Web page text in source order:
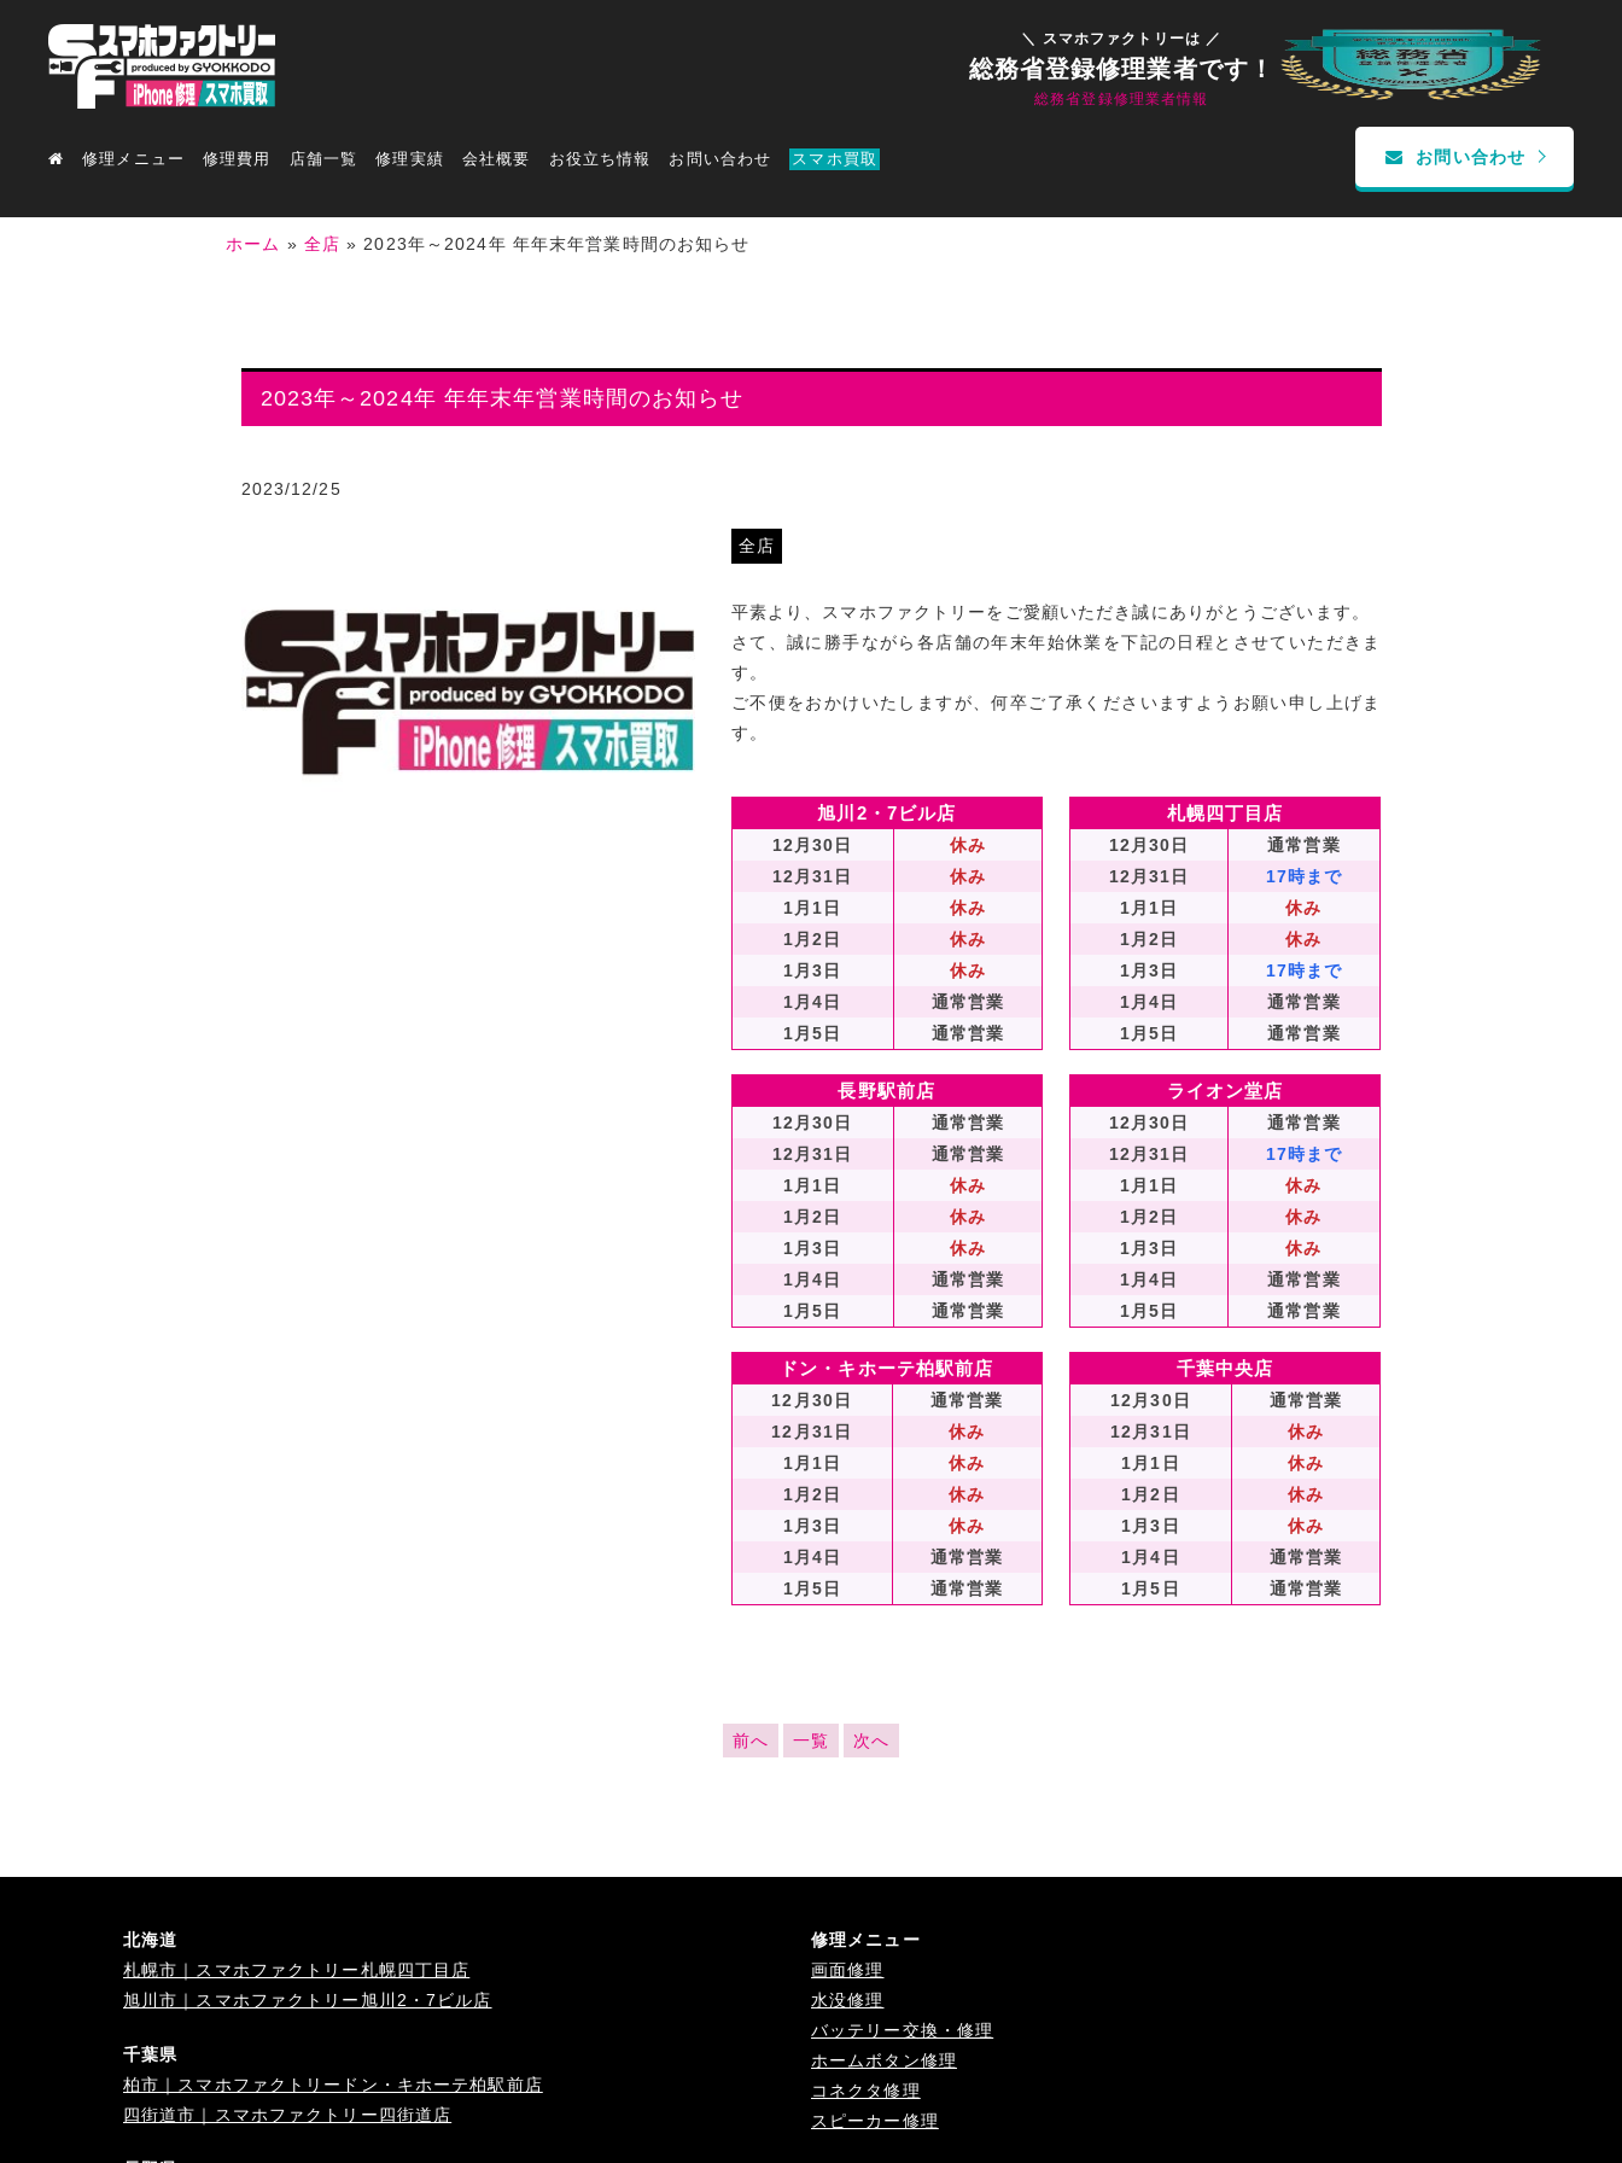
＼ スマホファクトリーは ／
総務省登録修理業者です！
総務省登録修理業者情報
修理メニュー 修理費用 店舗一覧 修理実績 会社概要 お役立ち情報 お問い合わせ スマホ買取 お問い合わせ
ホーム » 全店 » 2023年～2024年 年年末年営業時間のお知らせ
2023年～2024年 年年末年営業時間のお知らせ
2023/12/25
全店
平素より、スマホファクトリーをご愛顧いただき誠にありがとうございます。
さて、誠に勝手ながら各店舗の年末年始休業を下記の日程とさせていただきま
す。
ご不便をおかけいたしますが、何卒ご了承くださいますようお願い申し上げま
す。
旭川2・7ビル店
12月30日
休み
12月31日
休み
1月1日
休み
1月2日
休み
1月3日
休み
1月4日
通常営業
1月5日
通常営業
札幌四丁目店
12月30日
通常営業
12月31日
17時まで
1月1日
休み
1月2日
休み
1月3日
17時まで
1月4日
通常営業
1月5日
通常営業
長野駅前店
12月30日
通常営業
12月31日
通常営業
1月1日
休み
1月2日
休み
1月3日
休み
1月4日
通常営業
1月5日
通常営業
ライオン堂店
12月30日
通常営業
12月31日
17時まで
1月1日
休み
1月2日
休み
1月3日
休み
1月4日
通常営業
1月5日
通常営業
ドン・キホーテ柏駅前店
12月30日
通常営業
12月31日
休み
1月1日
休み
1月2日
休み
1月3日
休み
1月4日
通常営業
1月5日
通常営業
千葉中央店
12月30日
通常営業
12月31日
休み
1月1日
休み
1月2日
休み
1月3日
休み
1月4日
通常営業
1月5日
通常営業
前へ 一覧 次へ
北海道
札幌市｜スマホファクトリー札幌四丁目店
旭川市｜スマホファクトリー旭川2・7ビル店
千葉県
柏市｜スマホファクトリードン・キホーテ柏駅前店
四街道市｜スマホファクトリー四街道店
修理メニュー
画面修理
水没修理
バッテリー交換・修理
ホームボタン修理
コネクタ修理
スピーカー修理